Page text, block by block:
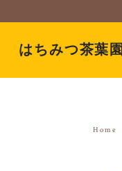
はちみつ茶葉園
Home